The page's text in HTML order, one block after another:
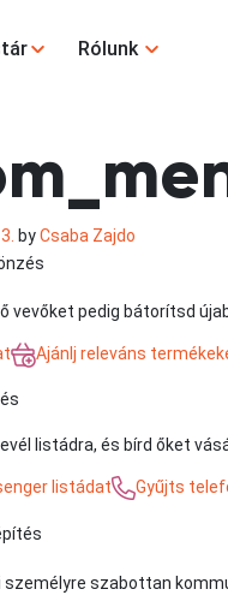
Rólunk
by Csaba Zajdo
vevőket pedig bátorítsd
Ajánlj releváns
listádra, és bírd őket
listádat Gyűjts
személyre szabottan